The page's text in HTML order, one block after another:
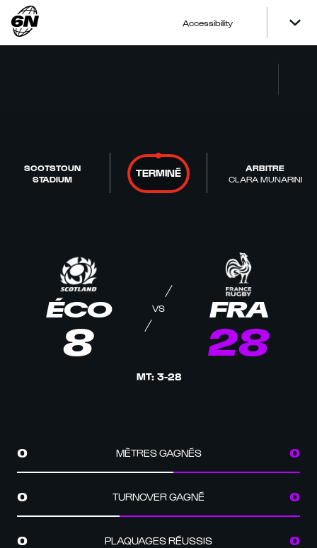
Accessibility
SCOTSTOUN
STADIUM
TERMINÉ
ARBITRE
CLARA MUNARINI
ÉCO
8
VS FRA
28
MT: 3-28
0 MÈTRES GAGNÉS 0
0 TURNOVER GAGNÉ 0
0 PLAQUAGES RÉUSSIS 0